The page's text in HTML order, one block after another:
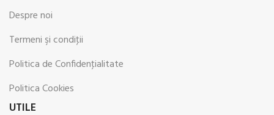
Despre noi
Termeni şi condiţii
Politica de Confidenţialitate
Politica Cookies
UTILE